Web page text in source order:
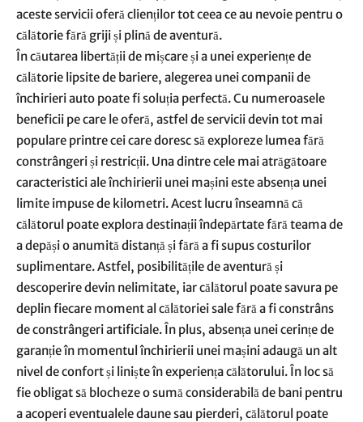
aceste servicii oferă clienților tot ceea ce au nevoie pentru o
călătorie fără griji și plină de aventură.
În căutarea libertății de mișcare și a unei experiențe de
călătorie lipsite de bariere, alegerea unei companii de
închirieri auto poate fi soluția perfectă. Cu numeroasele
beneficii pe care le oferă, astfel de servicii devin tot mai
populare printre cei care doresc să exploreze lumea fără
constrângeri și restricții. Una dintre cele mai atrăgătoare
caracteristici ale închirierii unei mașini este absența unei
limite impuse de kilometri. Acest lucru înseamnă că
călătorul poate explora destinații îndepărtate fără teama de
a depăși o anumită distanță și fără a fi supus costurilor
suplimentare. Astfel, posibilitățile de aventură și
descoperire devin nelimitate, iar călătorul poate savura pe
deplin fiecare moment al călătoriei sale fără a fi constrâns
de constrângeri artificiale. În plus, absența unei cerințe de
garanție în momentul închirierii unei mașini adaugă un alt
nivel de confort și liniște în experiența călătorului. În loc să
fie obligat să blocheze o sumă considerabilă de bani pentru
a acoperi eventualele daune sau pierderi, călătorul poate